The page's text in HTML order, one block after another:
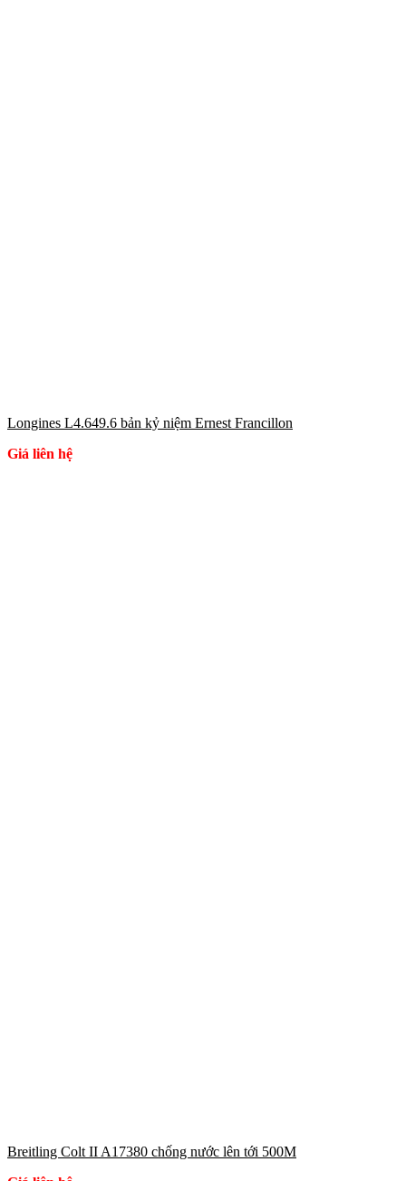
Longines L4.649.6 bản kỷ niệm Ernest Francillon
Giá liên hệ
Breitling Colt II A17380 chống nước lên tới 500M